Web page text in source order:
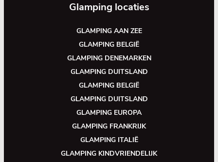
Glamping locaties
GLAMPING AAN ZEE
GLAMPING BELGIË
GLAMPING DENEMARKEN
GLAMPING DUITSLAND
GLAMPING BELGIË
GLAMPING DUITSLAND
GLAMPING EUROPA
GLAMPING FRANKRIJK
GLAMPING ITALIË
GLAMPING KINDVRIENDELIJK